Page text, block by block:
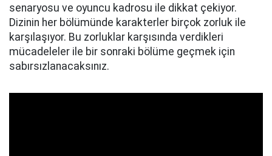
senaryosu ve oyuncu kadrosu ile dikkat çekiyor.
Dizinin her bölümünde karakterler birçok zorluk ile
karşılaşıyor. Bu zorluklar karşısında verdikleri
mücadeleler ile bir sonraki bölüme geçmek için
sabırsızlanacaksınız.